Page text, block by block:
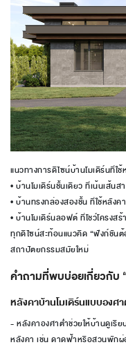
แนวทางการดีไซน์บ้านโมเดิร์นที่ใ
• บ้านโมเดิร์นชั้นเดียว ที่เน้นเส้น
• บ้านทรงกล่องสองชั้น ที่ใช้หลังค
• บ้านโมเดิร์นลอฟต์ ที่โชว์โครงส
ทุกดีไซน์สะท้อนแนวคิด “ฟังก์ชันต้
สถาปัตยกรรมสมัยใหม่
คำถามที่พบบ่อยเกี่ยวกับ
หลังคาบ้านโมเดิร์นแบบองศ
- หลังคาองศาต่ำช่วยให้บ้านดูเรี
หลังคา เช่น ดาดฟ้าหรือสวนพัก